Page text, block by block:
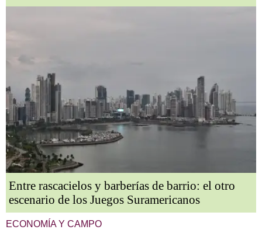
Entre rascacielos y barberías de barrio: el otro
escenario de los Juegos Suramericanos
ECONOMÍA Y CAMPO